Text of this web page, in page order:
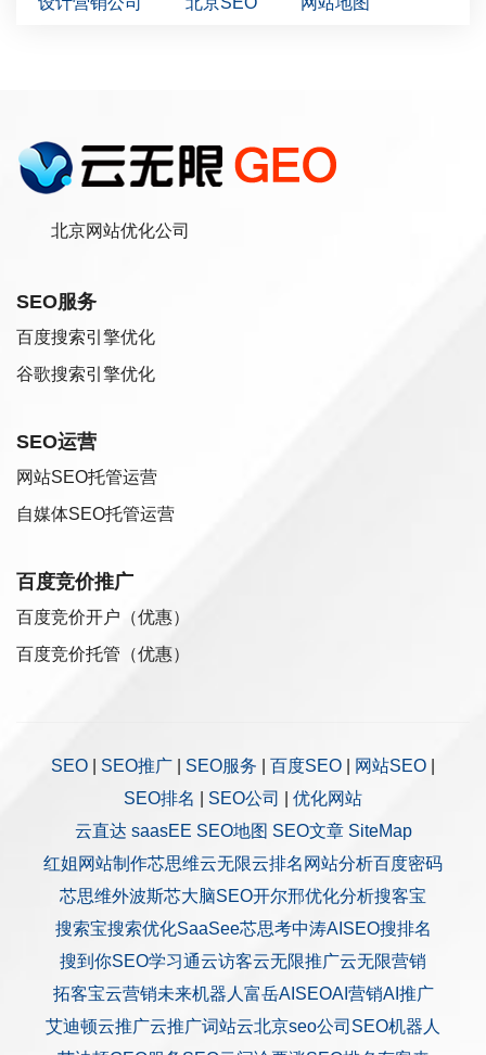
北京网站优化公司
SEO服务
百度搜索引擎优化
谷歌搜索引擎优化
SEO运营
网站SEO托管运营
自媒体SEO托管运营
百度竞价推广
百度竞价开户（优惠）
百度竞价托管（优惠）
SEO SEO推广 SEO服务 百度SEO 网站SEO
SEO排名
SEO公司
优化网站
云直达 saasEE SEO地图 SEO文章 SiteMap
红姐网站制作芯思维云无限云排名 网站分析百度密码
芯思维外波斯芯大脑SEO开尔邢优化分析搜客宝
搜索宝搜索优化SaaSee芯思考中涛AISEO搜排名
搜到你SEO学习通云访客云无限推广云无限营销
拓客宝云营销未来机器人 富岳AISEOAI营销AI推广
艾迪顿云推广云推广词站云北京seo公司 SEO机器人